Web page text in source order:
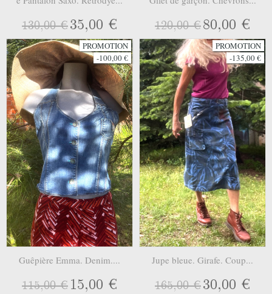
130,00 €35,00 € 120,00 €80,00 €
PROMOTION
-100,00 €
Guêpière Emma. Denim....
115,00 € 15,00 €
PROMOTION
-135,00 €
Jupe bleue. Girafe. Coup...
165,00 €30,00 €